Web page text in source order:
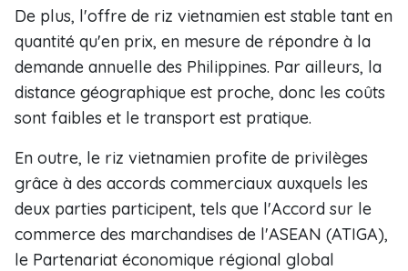
De plus, l'offre de riz vietnamien est stable tant en
quantité qu'en prix, en mesure de répondre à la
demande annuelle des Philippines. Par ailleurs, la
distance géographique est proche, donc les coûts
sont faibles et le transport est pratique.
En outre, le riz vietnamien profite de privilèges
grâce à des accords commerciaux auxquels les
deux parties participent, tels que l'Accord sur le
commerce des marchandises de l'ASEAN (ATIGA),
le Partenariat économique régional global